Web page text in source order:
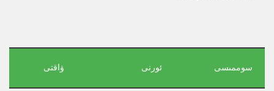
سوممىسى ئورنى ۋاقتى